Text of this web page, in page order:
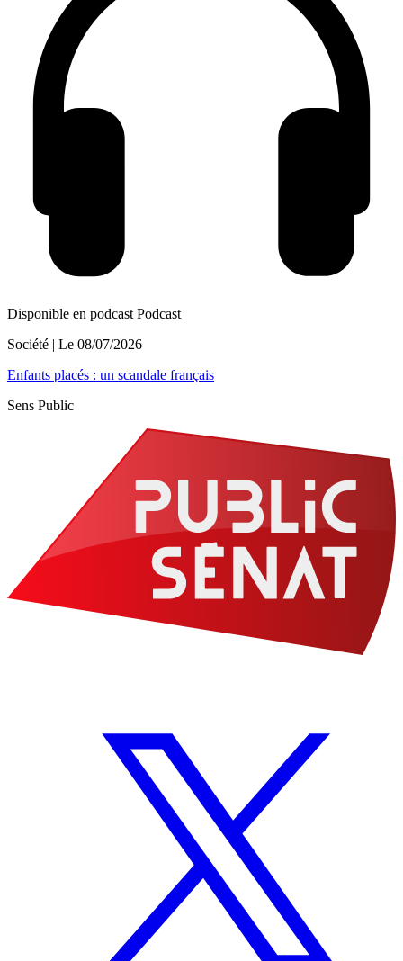
Disponible en podcast Podcast
Société | Le 08/07/2026
Enfants placés : un scandale français
Sens Public